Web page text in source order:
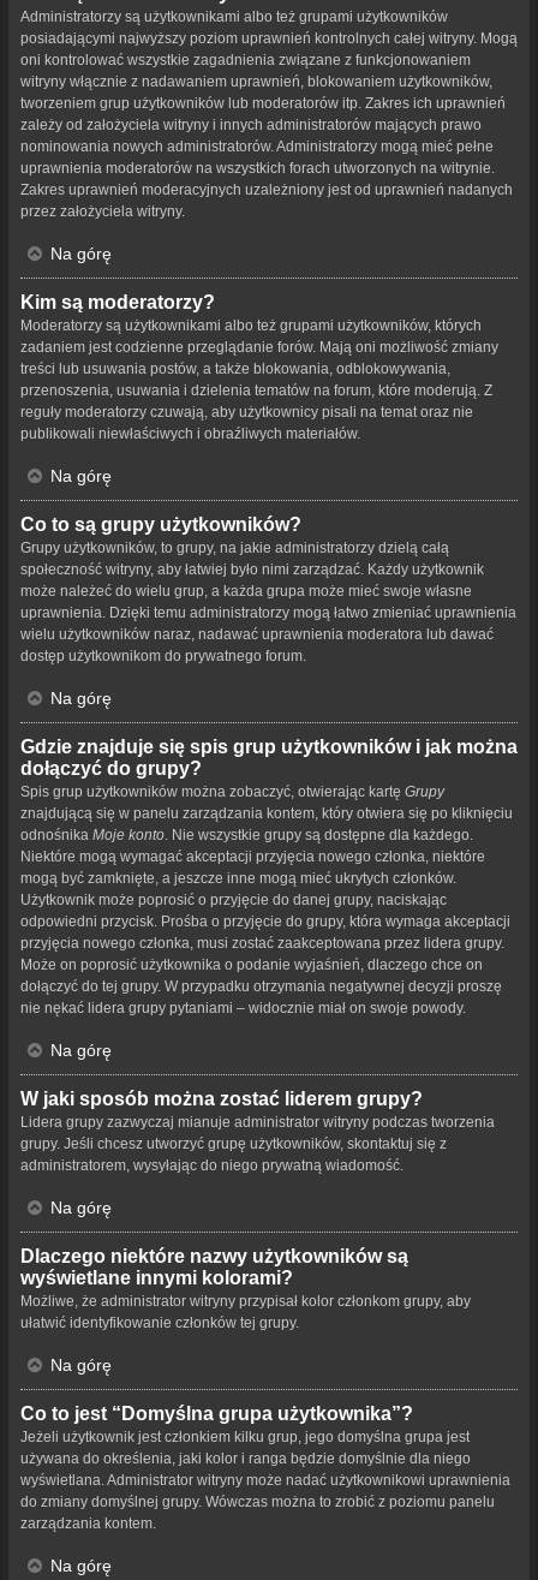
Administratorzy są użytkownikami albo też grupami użytkowników
posiadającymi najwyższy poziom uprawnień kontrolnych całej witryny. Mogą
oni kontrolować wszystkie zagadnienia związane z funkcjonowaniem
witryny włącznie z nadawaniem uprawnień, blokowaniem użytkowników,
tworzeniem grup użytkowników lub moderatorów itp. Zakres ich uprawnień
zależy od założyciela witryny i innych administratorów mających prawo
nominowania nowych administratorów. Administratorzy mogą mieć pełne
uprawnienia moderatorów na wszystkich forach utworzonych na witrynie.
Zakres uprawnień moderacyjnych uzależniony jest od uprawnień nadanych
przez założyciela witryny.
Na górę
Kim są moderatorzy?
Moderatorzy są użytkownikami albo też grupami użytkowników, których
zadaniem jest codzienne przeglądanie forów. Mają oni możliwość zmiany
treści lub usuwania postów, a także blokowania, odblokowywania,
przenoszenia, usuwania i dzielenia tematów na forum, które moderują. Z
reguły moderatorzy czuwają, aby użytkownicy pisali na temat oraz nie
publikowali niewłaściwych i obraźliwych materiałów.
Na górę
Co to są grupy użytkowników?
Grupy użytkowników, to grupy, na jakie administratorzy dzielą całą
społeczność witryny, aby łatwiej było nimi zarządzać. Każdy użytkownik
może należeć do wielu grup, a każda grupa może mieć swoje własne
uprawnienia. Dzięki temu administratorzy mogą łatwo zmieniać uprawnienia
wielu użytkowników naraz, nadawać uprawnienia moderatora lub dawać
dostęp użytkownikom do prywatnego forum.
Na górę
Gdzie znajduje się spis grup użytkowników i jak można
dołączyć do grupy?
Spis grup użytkowników można zobaczyć, otwierając kartę Grupy
znajdującą się w panelu zarządzania kontem, który otwiera się po kliknięciu
odnośnika Moje konto . Nie wszystkie grupy są dostępne dla każdego.
Niektóre mogą wymagać akceptacji przyjęcia nowego członka, niektóre
mogą być zamknięte, a jeszcze inne mogą mieć ukrytych członków.
Użytkownik może poprosić o przyjęcie do danej grupy, naciskając
odpowiedni przycisk. Prośba o przyjęcie do grupy, która wymaga akceptacji
przyjęcia nowego członka, musi zostać zaakceptowana przez lidera grupy.
Może on poprosić użytkownika o podanie wyjaśnień, dlaczego chce on
dołączyć do tej grupy. W przypadku otrzymania negatywnej decyzji proszę
nie nękać lidera grupy pytaniami – widocznie miał on swoje powody.
Na górę
W jaki sposób można zostać liderem grupy?
Lidera grupy zazwyczaj mianuje administrator witryny podczas tworzenia
grupy. Jeśli chcesz utworzyć grupę użytkowników, skontaktuj się z
administratorem, wysyłając do niego prywatną wiadomość.
Na górę
Dlaczego niektóre nazwy użytkowników są
wyświetlane innymi kolorami?
Możliwe, że administrator witryny przypisał kolor członkom grupy, aby
ułatwić identyfikowanie członków tej grupy.
Na górę
Co to jest “Domyślna grupa użytkownika”?
Jeżeli użytkownik jest członkiem kilku grup, jego domyślna grupa jest
używana do określenia, jaki kolor i ranga będzie domyślnie dla niego
wyświetlana. Administrator witryny może nadać użytkownikowi uprawnienia
do zmiany domyślnej grupy. Wówczas można to zrobić z poziomu panelu
zarządzania kontem.
Na górę